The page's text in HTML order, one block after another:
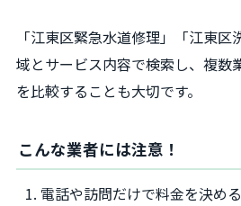
「江東区緊急水道修理」「江東
域とサービス内容で検索し、複数
を比較することも大切です。
こんな業者には注意！
電話や訪問だけで料金を決める